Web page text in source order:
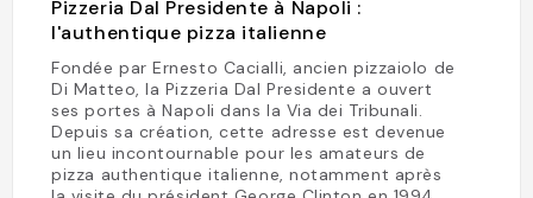
Pizzeria Dal Presidente à Napoli :
l'authentique pizza italienne
Fondée par Ernesto Cacialli, ancien pizzaiolo de
Di Matteo, la Pizzeria Dal Presidente a ouvert
ses portes à Napoli dans la Via dei Tribunali.
Depuis sa création, cette adresse est devenue
un lieu incontournable pour les amateurs de
pizza authentique italienne, notamment après